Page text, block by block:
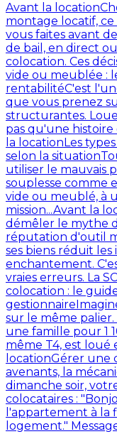
Avant la location
montage locatif,
vous faites avant
de bail, en direct
colocation. Ces
vide ou meublée :
rentabilitéC'est
que vous prenez
structurantes.
pas qu'une histoire
la location Les
selon la situation
utiliser le mauvais
souplesse comme
vide ou meublé, à
mission...Avant la
démêler le mythe
réputation d'outil
ses biens réduit
enchantement.
vraies erreurs. La
colocation : le
gestionnaire
sur le même
une famille pour 1
même T4, est loué
locationGérer une
avenants, la
dimanche soir,
colocataires :
l'appartement à la
logement."